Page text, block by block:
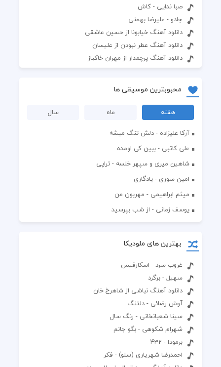
صبا ندایی - کاش
جادو - علیرضا بهمنی
دانلود آهنگ خیابونا از حسین عاشقی
دانلود آهنگ عطر نبودن از علیسان
دانلود آهنگ پرچمدار از مهران خاکباز
محبوبترین موسیقی ها
هفته ماه
سال
آرکا علیزاده - دلش تنگ میشه
علی کاتبی - ببین کی اومده
شاهین میری و سپهر خلسه - تراپی
امین سوری - یادگاری
میثم ابراهیمی - مهربون من
یوسف زمانی - از شب بپرسید
بهترین های ملودیکا
غروب سرد - اسکارفیس
سهیل - برگرد
دانلود آهنگ نباشی از شاهرخ خان
آوش رضائی - دلتنگ
سینا شعبانخانی - رنگ سال
شهرام شکوهی - بگو جانم
برمودا - 432
احمدرضا شهریاری (سلو) - فکر